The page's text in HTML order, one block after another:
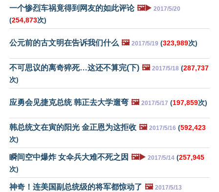
一个惨烈车祸竟得到网友的如此评论 🖼️▶️ 2017/5/20
(254,873次)
公元前的古文明在告诉我们什么 🖼️ 2017/5/19 (323,989次)
不可思议的离奇猝死…这还不算完(下) 🖼️ 2017/5/18 (287,737
次)
应勇会见捷克总统 韩正去大学遛弯 🖼️ 2017/5/17 (197,859次)
韩总统文在寅的阳光 金正恩为这拒收 🖼️ 2017/5/16 (592,423
次)
瞬间空中爆炸 女伞兵大难不死之因 🖼️▶️ 2017/5/14 (257,945
次)
神奇！连美国副总统级的将军都惊动了 🖼️ 2017/5/13